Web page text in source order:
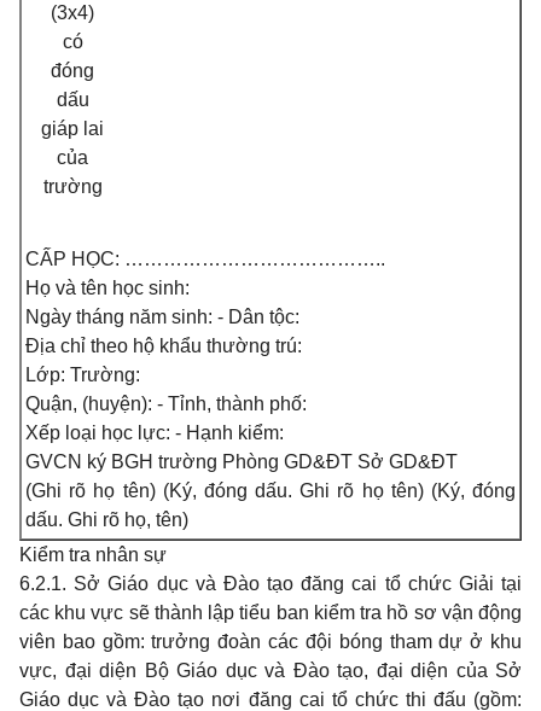
(3x4)
có
đóng
dấu
giáp lai
của
trường
CẤP HỌC: …………………………………..
Họ và tên học sinh:
Ngày tháng năm sinh: - Dân tộc:
Địa chỉ theo hộ khẩu thường trú:
Lớp: Trường:
Quận, (huyện): - Tỉnh, thành phố:
Xếp loại học lực: - Hạnh kiểm:
GVCN ký BGH trường Phòng GD&ĐT Sở GD&ĐT
(Ghi rõ họ tên) (Ký, đóng dấu. Ghi rõ họ tên) (Ký, đóng
dấu. Ghi rõ họ, tên)
Kiểm tra nhân sự
6.2.1. Sở Giáo dục và Đào tạo đăng cai tổ chức Giải tại
các khu vực sẽ thành lập tiểu ban kiểm tra hồ sơ vận động
viên bao gồm: trưởng đoàn các đội bóng tham dự ở khu
vực, đại diện Bộ Giáo dục và Đào tạo, đại diện của Sở
Giáo dục và Đào tạo nơi đăng cai tổ chức thi đấu (gồm: